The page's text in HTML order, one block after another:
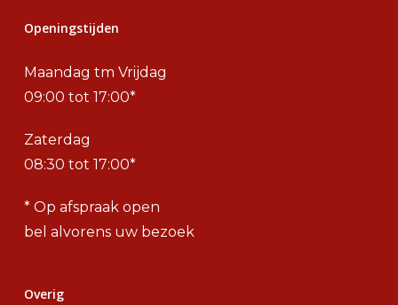
Openingstijden
Maandag tm Vrijdag
09:00 tot 17:00*
Zaterdag
08:30 tot 17:00*
* Op afspraak open
bel alvorens uw bezoek
Overig